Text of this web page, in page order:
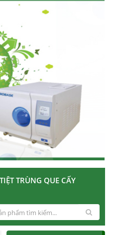
TRÙNG QUE CẤY